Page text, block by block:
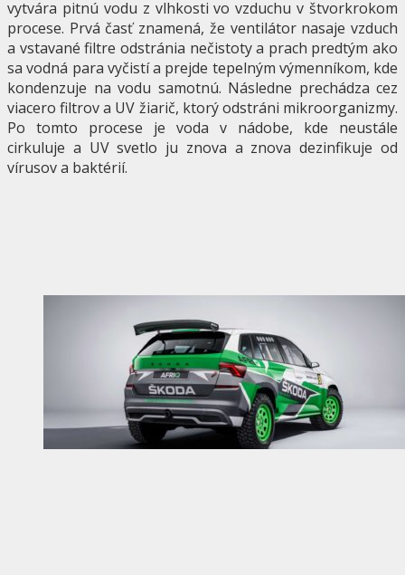
vytvára pitnú vodu z vlhkosti vo vzduchu v štvorkrokom
procese. Prvá časť znamená, že ventilátor nasaje vzduch
a vstavané filtre odstránia nečistoty a prach predtým ako
sa vodná para vyčistí a prejde tepelným výmenníkom, kde
kondenzuje na vodu samotnú. Následne prechádza cez
viacero filtrov a UV žiarič, ktorý odstráni mikroorganizmy.
Po tomto procese je voda v nádobe, kde neustále
cirkuluje a UV svetlo ju znova a znova dezinfikuje od
vírusov a baktérií.